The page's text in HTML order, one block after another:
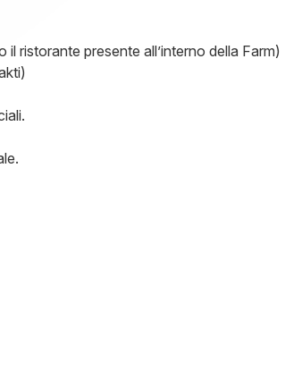
ristorante presente all’interno della Farm)